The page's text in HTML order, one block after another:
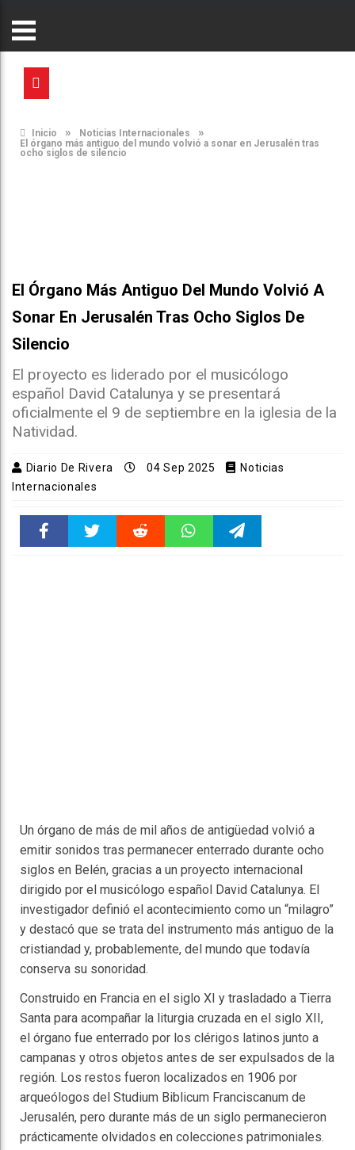
Inicio » Noticias Internacionales »
El órgano más antiguo del mundo volvió a sonar en Jerusalén tras
ocho siglos de silencio
El Órgano Más Antiguo Del Mundo Volvió A
Sonar En Jerusalén Tras Ocho Siglos De
Silencio
El proyecto es liderado por el musicólogo
español David Catalunya y se presentará
oficialmente el 9 de septiembre en la iglesia de la
Natividad.
Diario De Rivera 04 Sep 2025
Noticias
Internacionales
Un órgano de más de mil años de antigüedad volvió a
emitir sonidos tras permanecer enterrado durante ocho
siglos en Belén, gracias a un proyecto internacional
dirigido por el musicólogo español David Catalunya. El
investigador definió el acontecimiento como un “milagro”
y destacó que se trata del instrumento más antiguo de la
cristiandad y, probablemente, del mundo que todavía
conserva su sonoridad.
Construido en Francia en el siglo XI y trasladado a Tierra
Santa para acompañar la liturgia cruzada en el siglo XII,
el órgano fue enterrado por los clérigos latinos junto a
campanas y otros objetos antes de ser expulsados de la
región. Los restos fueron localizados en 1906 por
arqueólogos del Studium Biblicum Franciscanum de
Jerusalén, pero durante más de un siglo permanecieron
prácticamente olvidados en colecciones patrimoniales.